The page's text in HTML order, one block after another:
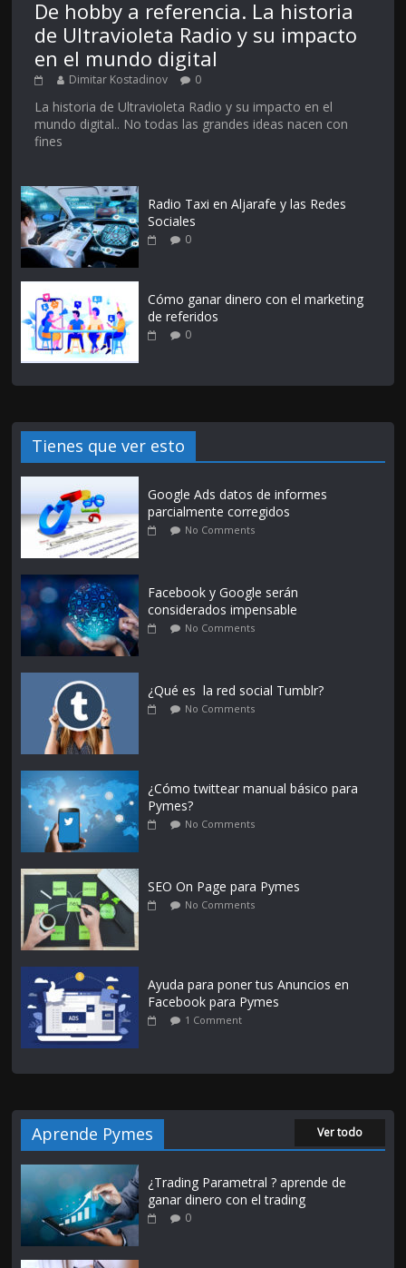
De hobby a referencia. La historia
de Ultravioleta Radio y su impacto
en el mundo digital
Dimitar Kostadinov 0
La historia de Ultravioleta Radio y su impacto en el
mundo digital.. No todas las grandes ideas nacen con
fines
Radio Taxi en Aljarafe y las Redes
Sociales
0
Cómo ganar dinero con el marketing
de referidos
0
Tienes que ver esto
Google Ads datos de informes
parcialmente corregidos
No Comments
Facebook y Google serán
considerados impensable
No Comments
¿Qué es la red social Tumblr?
No Comments
¿Cómo twittear manual básico para
Pymes?
No Comments
SEO On Page para Pymes
No Comments
Ayuda para poner tus Anuncios en
Facebook para Pymes
1 Comment
Aprende Pymes Ver todo
¿Trading Parametral ? aprende de
ganar dinero con el trading
0